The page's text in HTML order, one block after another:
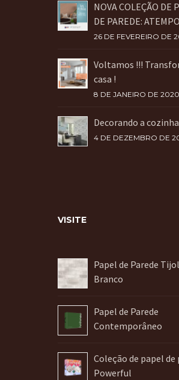
NOVA COLEÇÃO DE
DE PAREDE:
26 DE FEVEREIRO DE
Voltamos !!!
casa !
8 DE JANEIRO DE 2020
Decorando a cozinha
4 DE DEZEMBRO DE
VISITE
Papel de Parede
Branco
Papel de Parede
Contemporâneo
Coleção de papel de
Powerful